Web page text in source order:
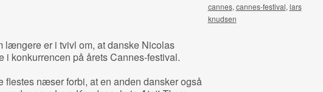
længere er i tvivl om, at danske Nicolas
i konkurrencen på årets Cannes-festival.
næser forbi, at en anden dansker også
cannes, cannes-festival, lars
knudsen